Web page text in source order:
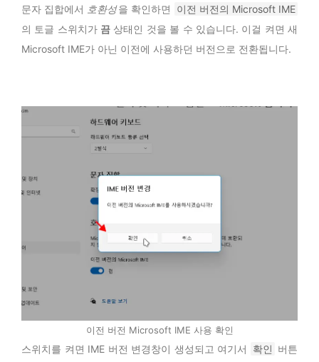
문자 집합에서 호환성을 확인하면
이전 버전의 Microsoft IME
의 토글 스위치가 끔 상태인 것을 볼 수 있습니다. 이걸 켜면 새
Microsoft IME가 아닌 이전에 사용하던 버전으로 전환됩니다.
이전 버전 Microsoft IME 사용 확인
스위치를 켜면 IME 버전 변경창이 생성되고 여기서 확인 버튼